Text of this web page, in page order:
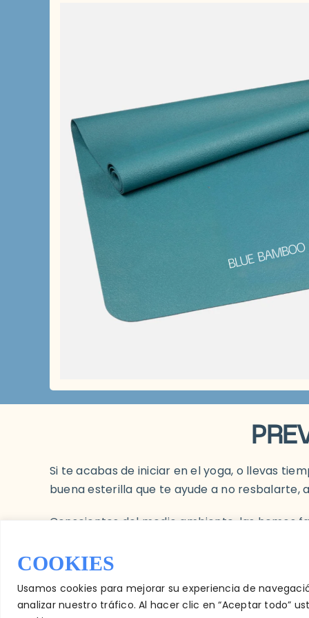
COOKIES
Usamos cookies para mejorar su experiencia de
analizar nuestro tráfico. Al hacer clic en “Aceptar todo”
Si te acabas de iniciar en el yoga, o llevas
buena esterilla que te ayude a no resbalarte,
Conscientes del medio ambiente, las hemos
Esto será una preventa, es decir,
semanas en llegar.